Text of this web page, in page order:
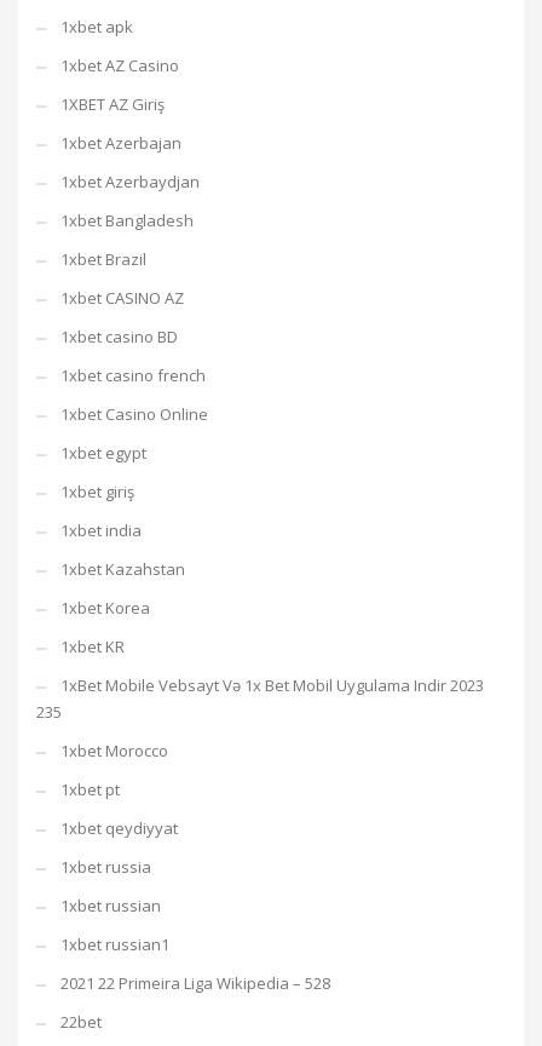
1xbet apk
1xbet AZ Casino
1XBET AZ Giriş
1xbet Azerbajan
1xbet Azerbaydjan
1xbet Bangladesh
1xbet Brazil
1xbet CASINO AZ
1xbet casino BD
1xbet casino french
1xbet Casino Online
1xbet egypt
1xbet giriş
1xbet india
1xbet Kazahstan
1xbet Korea
1xbet KR
1xBet Mobile Vebsayt Və 1x Bet Mobil Uygulama Indir 2023
235
1xbet Morocco
1xbet pt
1xbet qeydiyyat
1xbet russia
1xbet russian
1xbet russian1
2021 22 Primeira Liga Wikipedia – 528
22bet